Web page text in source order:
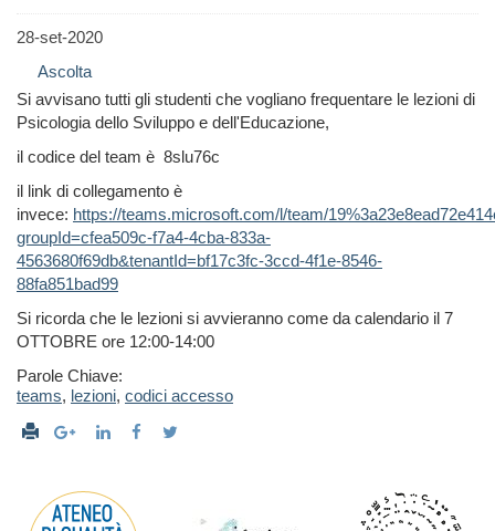
28-set-2020
Ascolta
Si avvisano tutti gli studenti che vogliano frequentare le lezioni di
Psicologia dello Sviluppo e dell'Educazione,
il codice del team è 8slu76c
il link di collegamento è
invece: https://teams.microsoft.com/l/team/
groupId=cfea509c-f7a4-4cba-833a-
4563680f69db&tenantId=bf17c3fc-3ccd-4f1e-8546-
88fa851bad99
Si ricorda che le lezioni si avvieranno come da calendario il 7
OTTOBRE ore 12:00-14:00
Parole Chiave:
teams, lezioni, codici accesso